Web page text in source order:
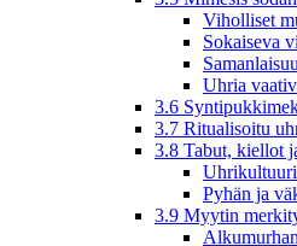
Viholliset
Sokaiseva
Uhria
3.6
3.7 Ritualisoitu
3.8 Tabut, kiellot
Pyhän ja
3.9 Myytin